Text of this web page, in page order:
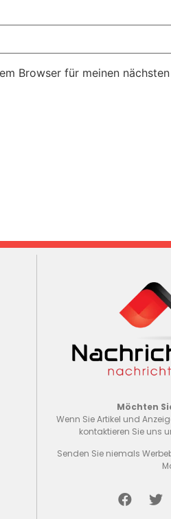
Browser für meinen
Möchten
Wenn Sie Artikel und
kontaktieren Sie uns
Senden Sie niemals